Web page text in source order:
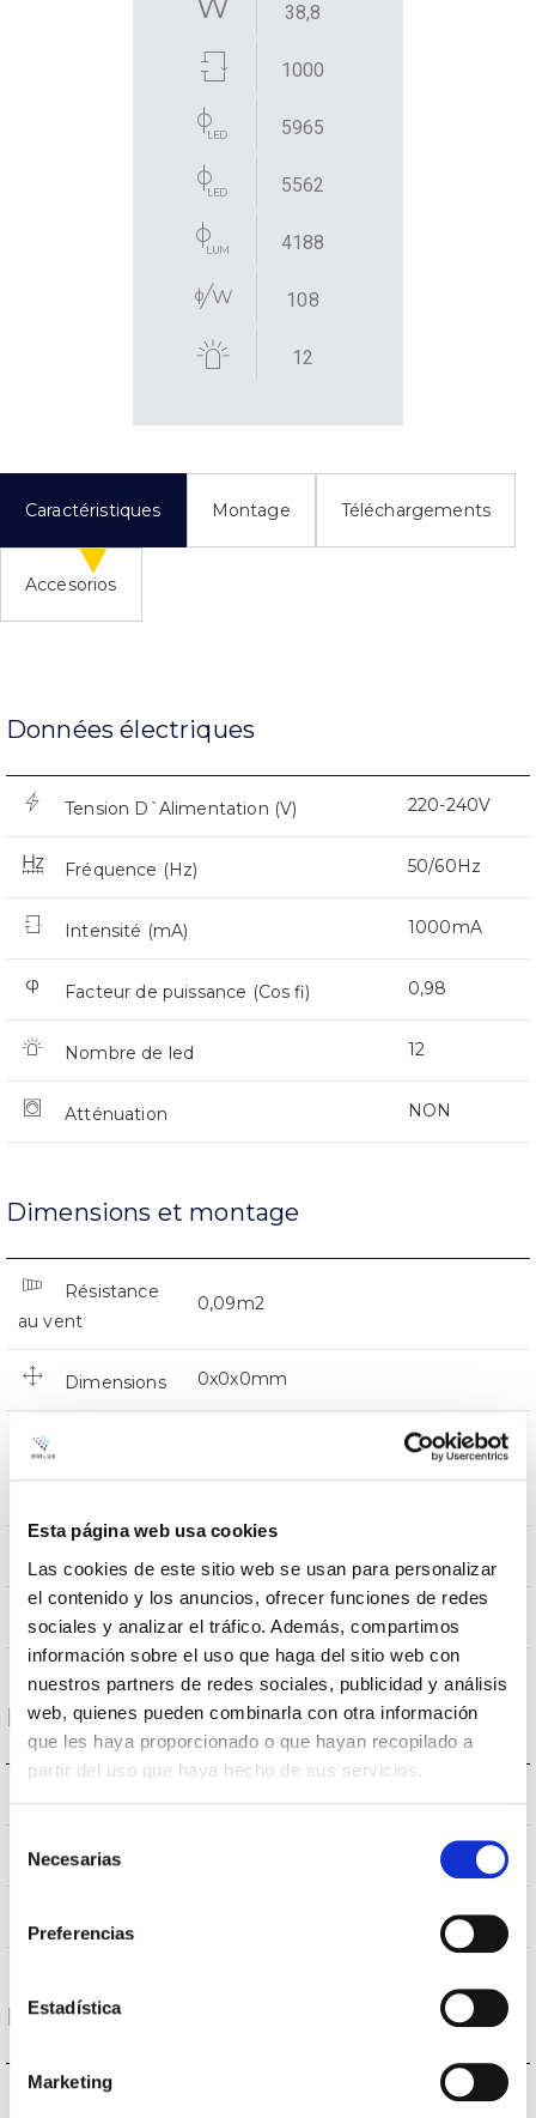
Esta página web usa cookies
Las cookies de este sitio web se usan para personalizar
el contenido y los anuncios, ofrecer funciones de redes
sociales y analizar el tráfico. Además, compartimos
información sobre el uso que haga del sitio web con
nuestros partners de redes sociales, publicidad y análisis
web, quienes pueden combinarla con otra información
que les haya proporcionado o que hayan recopilado a
partir del uso que haya hecho de sus servicios.
Necesarias
Preferencias
Estadística
Marketing
38,8
1000
5965
5562
4188
108
12
Caractéristiques Montage Téléchargements
Accesorios
Données électriques
Tension D`Alimentation (V) 220-240V
Fréquence (Hz) 50/60Hz
Intensité (mA) 1000mA
Facteur de puissance (Cos fi) 0,98
Nombre de led 12
Atténuation NON
Dimensions et montage
Résistance
au vent
0,09m2
Dimensions 0x0x0mm
montage
Montaje en Brazo,Montaje en
Baculo,Montaje en Poste,Vertical en
Empalmable
Éclairage Directa
Données optiques
CRI Indice de rendu des couleurs 70
VA00L1P
Logement et finition
IK Protection contre des impacts IK10